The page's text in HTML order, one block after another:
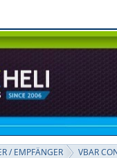
/ EMPFÄNGER VBAR